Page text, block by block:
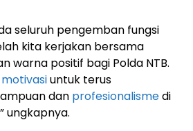
seluruh pengemban fungsi
kita kerjakan bersama
warna positif bagi Polda NTB.
motivasiuntuk terus
dan profesionalismedi
ungkapnya.